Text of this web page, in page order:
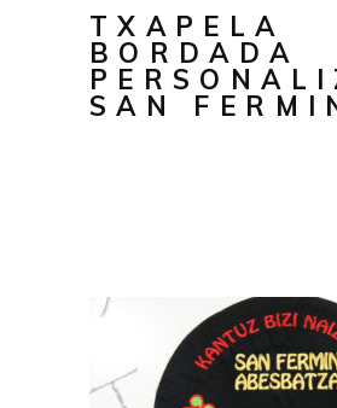
TXAPELA
BORDADA
SAN